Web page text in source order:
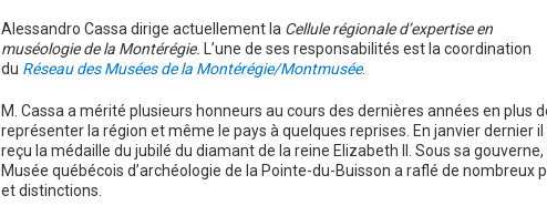
Alessandro Cassa dirige actuellement la Cellule régionale d’expertise en
muséologie de la Montérégie.
L’une de ses responsabilités est la coordination
du Réseau des Musées de la Montérégie/Montmusée.
M. Cassa a mérité plusieurs honneurs au cours des dernières années en plus
représenter la région et même le pays à quelques reprises. En janvier dernier il
reçu la médaille du jubilé du diamant de la reine Elizabeth II. Sous sa gouverne,
Musée québécois d’archéologie de la Pointe-du-Buisson a raflé de nombreux
et distinctions.